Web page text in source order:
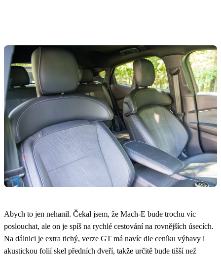
Abych to jen nehanil. Čekal jsem, že Mach-E bude trochu víc
poslouchat, ale on je spíš na rychlé cestování na rovnějších úsecích.
Na dálnici je extra tichý, verze GT má navíc dle ceníku výbavy i
akustickou folií skel předních dveří, takže určitě bude tišší než